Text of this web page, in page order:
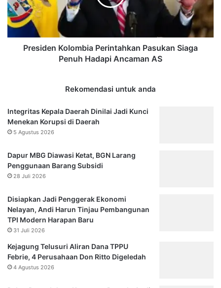
Penuh
Hadapi
Ancaman
AS
Presiden Kolombia Perintahkan Pasukan Siaga
Penuh Hadapi Ancaman AS
Rekomendasi untuk anda
Integritas Kepala Daerah Dinilai Jadi Kunci
Menekan Korupsi di Daerah
5 Agustus 2026
Dapur MBG Diawasi Ketat, BGN Larang
Penggunaan Barang Subsidi
28 Juli 2026
Disiapkan Jadi Penggerak Ekonomi
Nelayan, Andi Harun Tinjau Pembangunan
TPI Modern Harapan Baru
31 Juli 2026
Kejagung Telusuri Aliran Dana TPPU
Febrie, 4 Perusahaan Don Ritto Digeledah
4 Agustus 2026